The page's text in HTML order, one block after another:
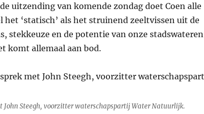
uitzending van komende zondag doet Coen alle
het ‘statisch’ als het struinend zeeltvissen uit de
stekkeuze en de potentie van onze stadswateren
komt allemaal aan bod.
John Steegh, voorzitter waterschapspartij Water Natuurlijk.